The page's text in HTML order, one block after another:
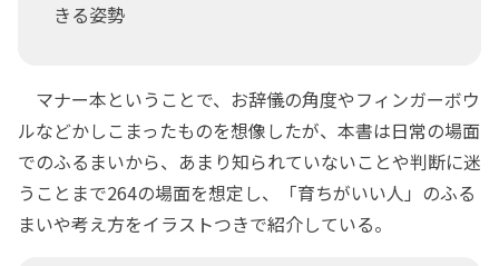
きる姿勢
マナー本ということで、お辞儀の角度やフィンガーボウ
ルなどかしこまったものを想像したが、本書は日常の場面
でのふるまいから、あまり知られていないことや判断に迷
うことまで264の場面を想定し、「育ちがいい人」のふる
まいや考え方をイラストつきで紹介している。